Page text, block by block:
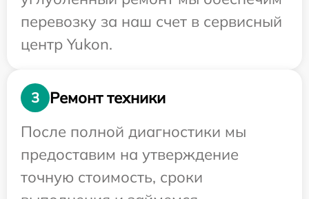
перевозку за наш счет в сервисный
центр Yukon.
3
Ремонт техники
После полной диагностики мы
предоставим на утверждение
точную стоимость, сроки